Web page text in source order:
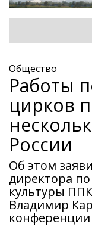
Общество
Работы
цирков
России
Об этом
директора
культуры
Владимир
конференции